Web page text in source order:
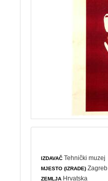
IZDAVAČ Tehnički muzej
MJESTO (IZRADE) Zagreb
ZEMLJA Hrvatska